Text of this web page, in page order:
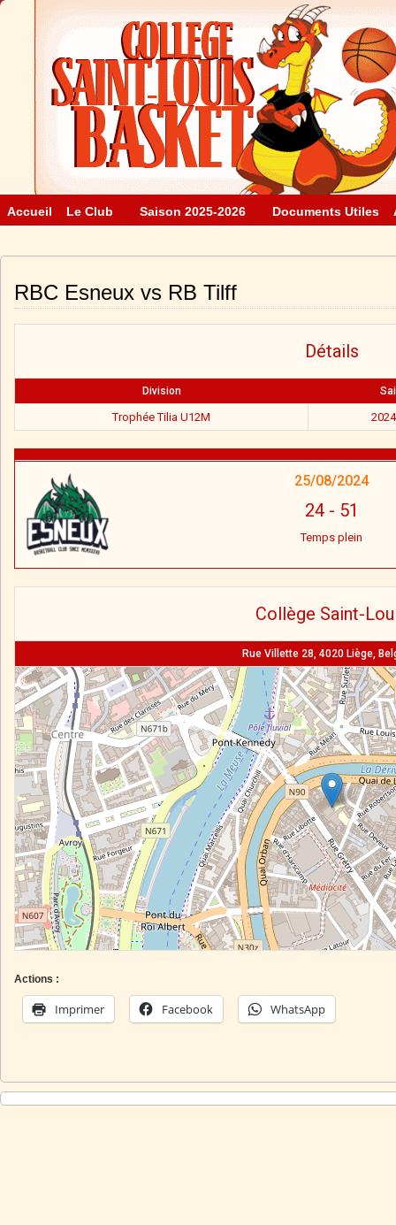
Accueil Le Club Saison 2025-2026 Documents Utiles
RBC Esneux vs RB Tilff
Détails
Division
Trophée Tilia U12M
25/08/2024
24- 51
Temps plein
Collège Saint-
Rue Villette 28, 4020 Liège,
Actions :
Imprimer Facebook WhatsApp